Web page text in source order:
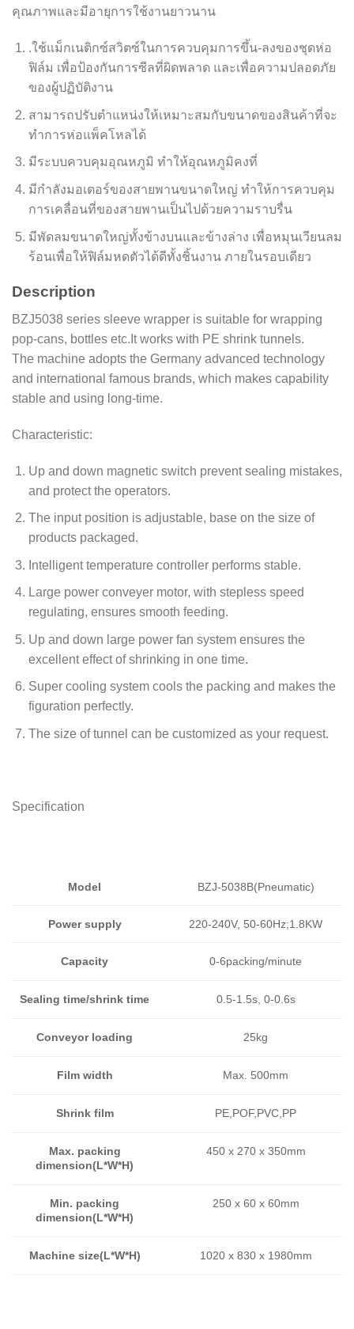
คุณภาพและมีอายุการใช้งานยาวนาน
.ใช้แม็กเนติกซ์สวิตซ์ในการควบคุมการขึ้น-ลงของชุดห่อ
ฟิล์ม เพื่อป้องกันการซีลที่ผิดพลาด และเพื่อความปลอดภัย
ของผู้ปฏิบัติงาน
สามารถปรับตำแหน่งให้เหมาะสมกับขนาดของสินค้าที่จะ
ทำการห่อแพ็คโหลได้
มีระบบควบคุมอุณหภูมิ ทำให้อุณหภูมิคงที่
มีกำลังมอเตอร์ของสายพานขนาดใหญ่ ทำให้การควบคุม
การเคลื่อนที่ของสายพานเป็นไปด้วยความราบรื่น
มีพัดลมขนาดใหญ่ทั้งข้างบนและข้างล่าง เพื่อหมุนเวียนลม
ร้อนเพื่อให้ฟิล์มหดตัวได้ดีทั้งชิ้นงาน ภายในรอบเดียว
Description
BZJ5038 series sleeve wrapper is suitable for wrapping
pop-cans, bottles etc.It works with PE shrink tunnels.
The machine adopts the Germany advanced technology
and international famous brands, which makes capability
stable and using long-time.
Characteristic:
Up and down magnetic switch prevent sealing mistakes,
and protect the operators.
The input position is adjustable, base on the size of
products packaged.
Intelligent temperature controller performs stable.
Large power conveyer motor, with stepless speed
regulating, ensures smooth feeding.
Up and down large power fan system ensures the
excellent effect of shrinking in one time.
Super cooling system cools the packing and makes the
figuration perfectly.
The size of tunnel can be customized as your request.
Specification
Model BZJ-5038B(Pneumatic)
Power supply 220-240V, 50-60Hz;1.8KW
Capacity 0-6packing/minute
Sealing time/shrink time 0.5-1.5s, 0-0.6s
Conveyor loading 25kg
Film width Max. 500mm
Shrink film PE,POF,PVC,PP
Max. packing
dimension(L*W*H)
450 x 270 x 350mm
Min. packing
dimension(L*W*H)
250 x 60 x 60mm
Machine size(L*W*H) 1020 x 830 x 1980mm